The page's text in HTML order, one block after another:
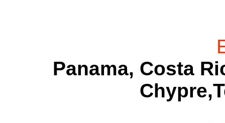
Panama, Costa